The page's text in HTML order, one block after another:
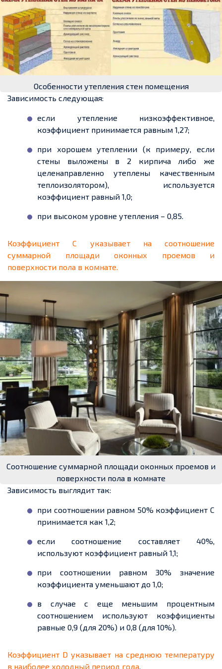
Особенности утепления стен помещения
Зависимость следующая:
если утепление низкоэффективное
коэффициент принимается равным 1,27;
при хорошем утеплении (к примеру, если
стены выложены в 2 кирпича либо же
целенаправленно утеплены качественным
теплоизолятором) , используется
коэффициент равный 1,0;
при высоком уровне утепления – 0,85.
КоэффициентC указывает на соотношение
суммарной площади оконных проемов и
поверхности пола в комнате.
Соотношение суммарной площади оконных проемов и
поверхности пола в комнате
Зависимость выглядит так:
при соотношении равном 50% коэффициент С
принимается как 1,2;
если соотношение составляет 40%,
используют коэффициент равный 1,1;
при соотношении равном 30% значение
коэффициента уменьшают до 1,0;
в случае с еще меньшим процентным
соотношением используют коэффициенты
равные 0,9 (для 20%) и 0,8 (для 10%).
Коэффициент D указывает на среднюю температуру
в наиболее холодный период года